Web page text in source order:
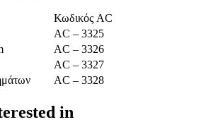
Κωδικός AC
AC – 3325
AC – 3326
AC – 3327
AC – 3328
in